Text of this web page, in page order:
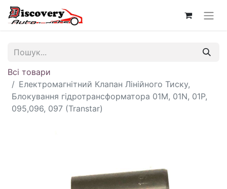
Всі товари
Електромагнітний Клапан Лінійного Тиску,
Блокування гідротрансформатора 01M, 01N, 01P,
095,096, 097 (Transtar)